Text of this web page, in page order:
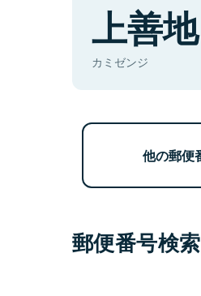
上善地
カミゼンジ
他の郵便
郵便番号検